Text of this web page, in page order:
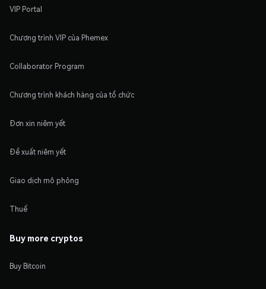
VIP Portal
Chương trình VIP của Phemex
Collaborator Program
Chương trình khách hàng của tổ chức
Đơn xin niêm yết
Đề xuất niêm yết
Giao dịch mô phỏng
Thuế
Buy more cryptos
Buy Bitcoin